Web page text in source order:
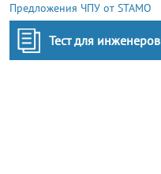
Предложения ЧПУ от STAMO
Тест для инженеров